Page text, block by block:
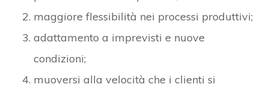
maggiore flessibilità nei processi produttivi;
adattamento a imprevisti e nuove
condizioni;
muoversi alla velocità che i clienti si